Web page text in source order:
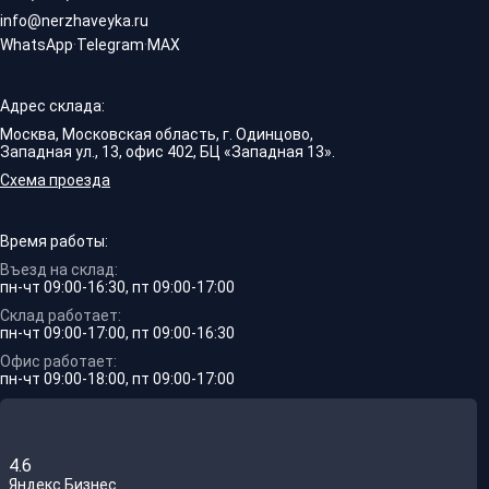
info@nerzhaveyka.ru
WhatsApp·Telegram·MAX
Адрес склада:
Москва, Московская область, г. Одинцово,
Западная ул., 13, офис 402, БЦ «Западная 13».
Схема проезда
Время работы:
Въезд на склад:
пн-чт 09:00-16:30, пт 09:00-17:00
Склад работает:
пн-чт 09:00-17:00, пт 09:00-16:30
Офис работает:
пн-чт 09:00-18:00, пт 09:00-17:00
4.6
Яндекс.Бизнес